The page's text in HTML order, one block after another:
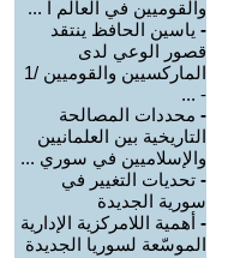
والقوميين في العالم ا ...
- ياسين الحافظ ينتقد
قصور الوعي لدى
الماركسيين والقوميين /1
- ...
- محددات المصالحة
التاريخية بين العلمانيين
والإسلاميين في سوري ...
- تحديات التغيير في
سورية الجديدة
- أهمية اللامركزية الإدارية
الموسّعة لسوريا الجديدة